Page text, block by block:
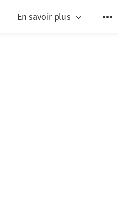
En savoir plus